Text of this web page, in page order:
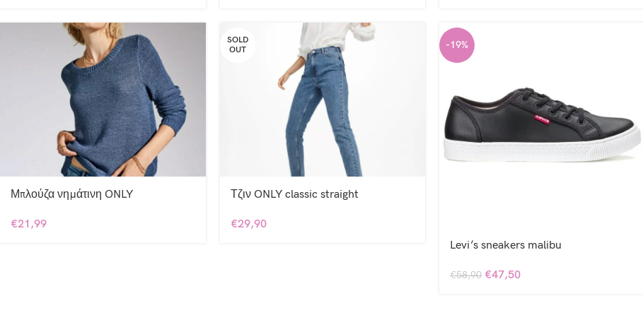
Μπλούζα νημάτινη ONLY
€21,99
SOLD
OUT
Τζιν ONLY classic straight
€29,90
-19%
Levi’s sneakers malibu
€58,90 €47,50